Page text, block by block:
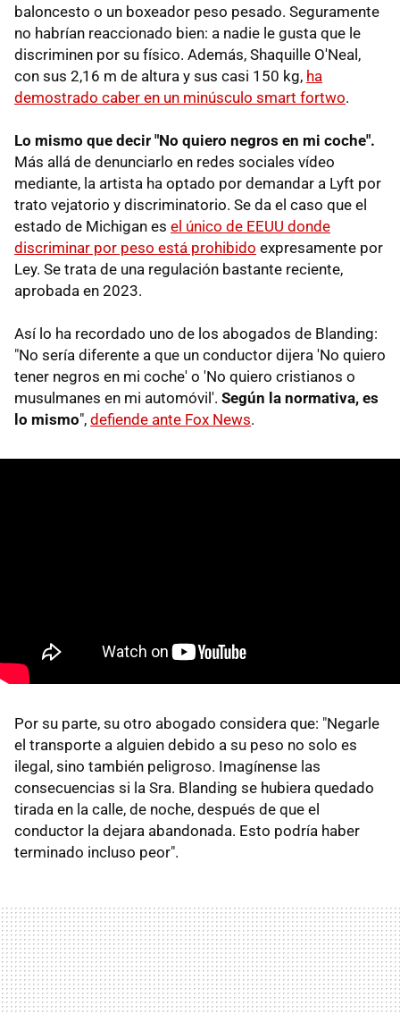
baloncesto o un boxeador peso pesado. Seguramente
no habrían reaccionado bien: a nadie le gusta que le
discriminen por su físico. Además, Shaquille O'Neal,
con sus 2,16 m de altura y sus casi 150 kg, ha
demostrado caber en un minúsculo smart fortwo.
Lo mismo que decir "No quiero negros en mi coche".
Más allá de denunciarlo en redes sociales vídeo
mediante, la artista ha optado por demandar a Lyft por
trato vejatorio y discriminatorio. Se da el caso que el
estado de Michigan es el único de EEUU donde
discriminar por peso está prohibido expresamente por
Ley. Se trata de una regulación bastante reciente,
aprobada en 2023.
Así lo ha recordado uno de los abogados de Blanding:
"No sería diferente a que un conductor dijera 'No quiero
tener negros en mi coche' o 'No quiero cristianos o
musulmanes en mi automóvil'. Según la normativa, es
lo mismo", defiende ante Fox News.
Por su parte, su otro abogado considera que: "Negarle
el transporte a alguien debido a su peso no solo es
ilegal, sino también peligroso. Imagínense las
consecuencias si la Sra. Blanding se hubiera quedado
tirada en la calle, de noche, después de que el
conductor la dejara abandonada. Esto podría haber
terminado incluso peor".